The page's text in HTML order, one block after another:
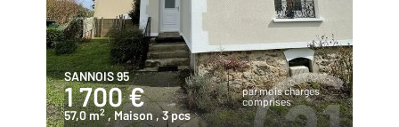
SANNOIS 95
1 700 €
par mois charges
comprises
57,0 m2 , Maison, 3 pcs